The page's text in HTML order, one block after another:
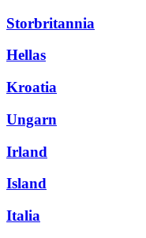
Storbritannia
Hellas
Kroatia
Ungarn
Irland
Island
Italia